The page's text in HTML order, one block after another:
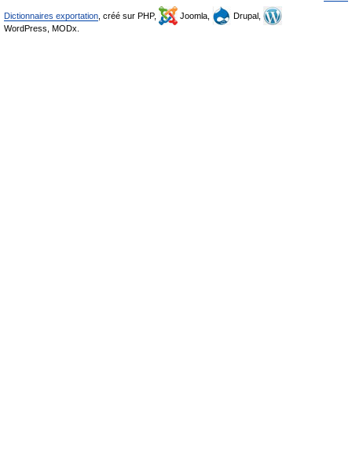
Dictionnaires exportation , créé sur PHP, Joomla,
Drupal,
WordPress, MODx.